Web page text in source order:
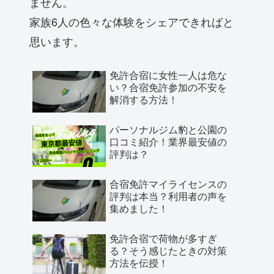
家族6人の色々な体験をシェアできればと
思います。
免許合宿に女性一人は危な
い？合宿免許参加の不安を
解消する方法！
パーソナルジム豹と公園の
口コミ紹介！業界最安値の
評判は？
合宿免許マイライセンスの
評判は本当？利用者の声を
集めました！
免許合宿で荷物が多すぎ
る？そう感じたときの対策
方法を伝授！